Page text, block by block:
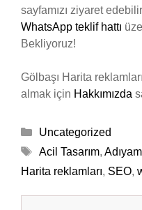
sayfamızı ziyaret
WhatsApp teklif hattı
Bekliyoruz!
Gölbaşı Harita
almak için Hakkımızda
Kategoriler
Uncategorized
Etiketler
Acil Tasarım,
Harita reklamları, SEO,